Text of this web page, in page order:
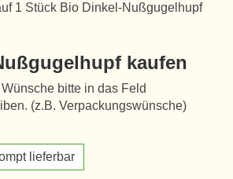
1 Stück Bio Dinkel-Nußgugelhupf
kaufen
bitte in das Feld
(z.B. Verpackungswünsche)
lieferbar